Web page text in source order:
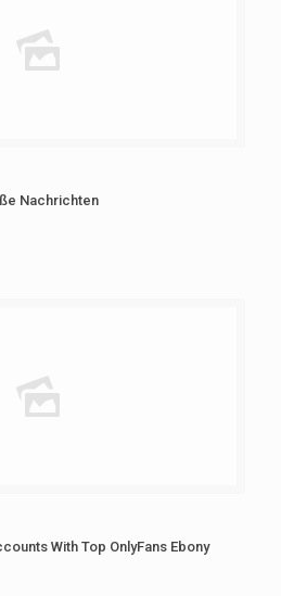
Nachrichten
With Top OnlyFans Ebony